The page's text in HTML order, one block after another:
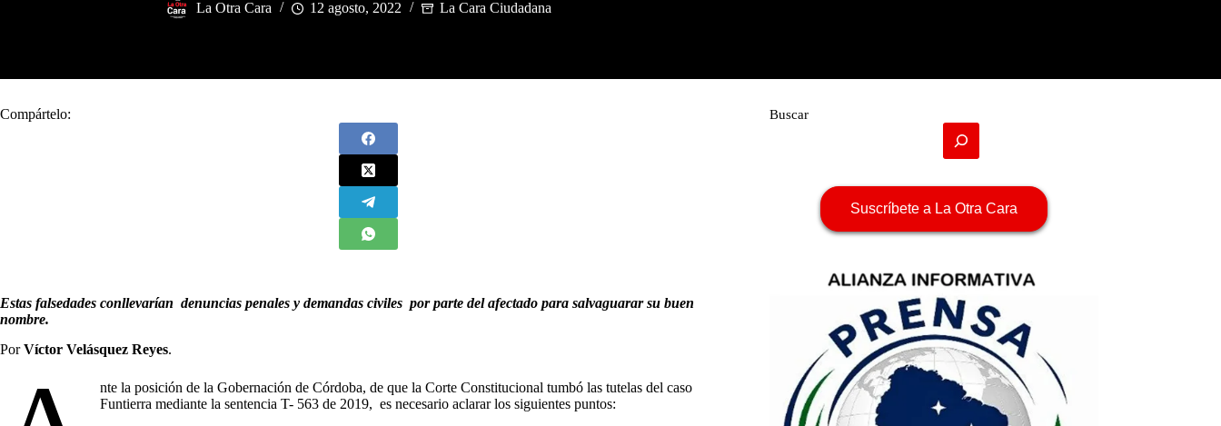
La Otra Cara 12 agosto, 2022 La Cara Ciudadana
Compártelo:
Estas falsedades conllevarían denuncias penales y demandas civiles por parte del afectado para salvaguarar su buen
nombre.
PorVíctor Velásquez Reyes.
nte la posición de la Gobernación de Córdoba, de que la Corte Constitucional tumbó las tutelas del caso
Funtierra mediante la sentencia T- 563 de 2019, es necesario aclarar los siguientes puntos:
Buscar
Suscríbete a La Otra Cara